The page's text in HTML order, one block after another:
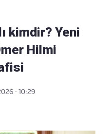
kimdir? Yeni
Hilmi
- 10:29